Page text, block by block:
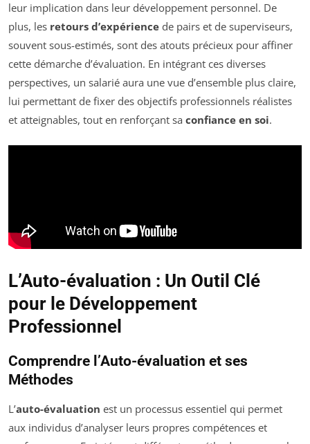
leur implication dans leur développement personnel. De
plus, les retours d’expérience de pairs et de superviseurs,
souvent sous-estimés, sont des atouts précieux pour affiner
cette démarche d’évaluation. En intégrant ces diverses
perspectives, un salarié aura une vue d’ensemble plus claire,
lui permettant de fixer des objectifs professionnels réalistes
et atteignables, tout en renforçant sa confiance en soi.
L’Auto-évaluation : Un Outil Clé
pour le Développement
Professionnel
Comprendre l’Auto-évaluation et ses
Méthodes
L’auto-évaluation est un processus essentiel qui permet
aux individus d’analyser leurs propres compétences et